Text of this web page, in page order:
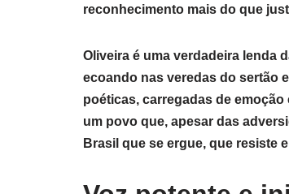
reconhecimento mais do que
Oliveira é uma verdadeira lenda
ecoando nas veredas do sertão
poéticas, carregadas de
um povo que, apesar das
Brasil que se ergue, que resiste